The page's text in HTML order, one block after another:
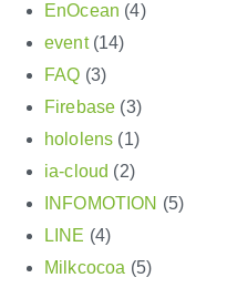
EnOcean (4)
event(14)
FAQ (3)
Firebase (3)
hololens (1)
ia-cloud (2)
INFOMOTION (5)
LINE (4)
Milkcocoa (5)